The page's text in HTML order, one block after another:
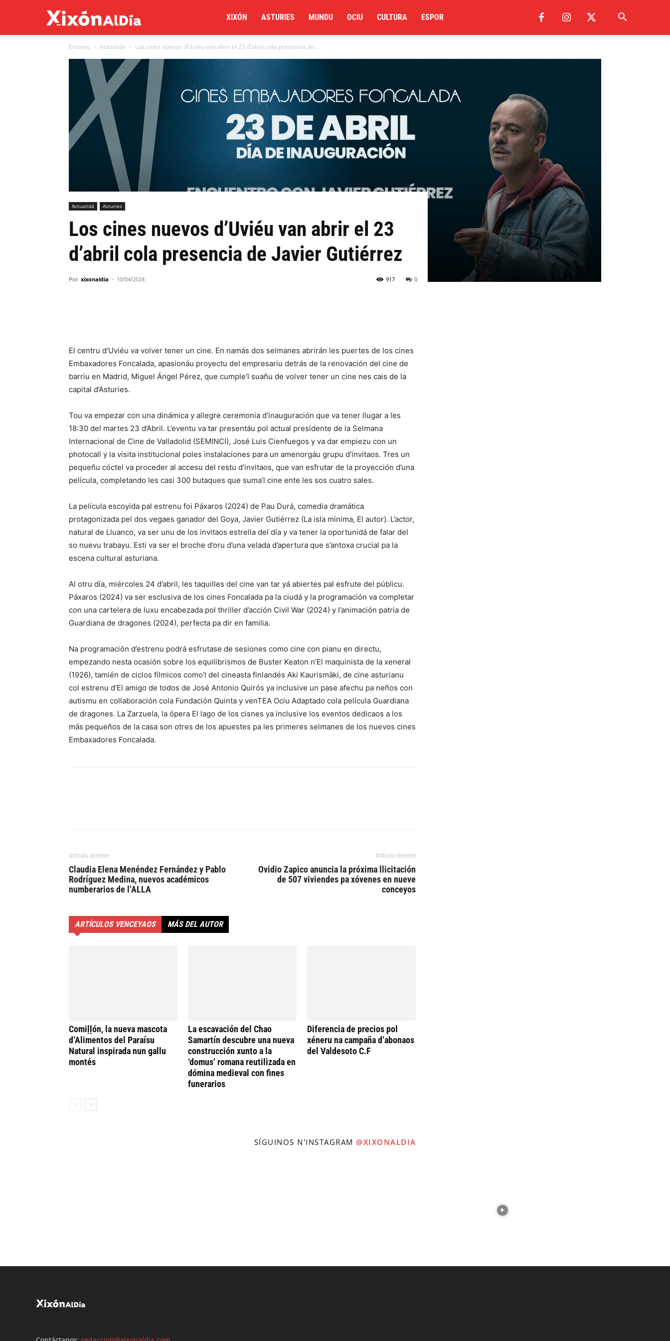
al
día
XIXÓN ASTURIES MUNDU OCIU CULTURA ESPOR
Entamu Actualidá Los cines nuevos d’Uviéu van abrir el 23 d’abril cola presencia de...
Actualidá Asturies
Los cines nuevos d’Uviéu van abrir el 23
d’abril cola presencia de Javier Gutiérrez
Por xixonaldia - 10/04/2024 0
917
El centru d’Uviéu va volver tener un cine. En namás dos selmanes abrirán les puertes de los cines
Embaxadores Foncalada, apasionáu proyectu del empresariu detrás de la renovación del cine de
barriu en Madrid, Miguel Ángel Pérez, que cumple’l suañu de volver tener un cine nes cais de la
capital d’Asturies.
Tou va empezar con una dinámica y allegre ceremonia d’inauguración que va tener llugar a les
18:30 del martes 23 d’Abril. L’eventu va tar presentáu pol actual presidente de la Selmana
Internacional de Cine de Valladolid (SEMINCI), José Luis Cienfuegos y va dar empiezu con un
photocall y la visita institucional poles instalaciones para un amenorgáu grupu d’invitaos. Tres un
pequeñu cóctel va proceder al accesu del restu d’invitaos, que van esfrutar de la proyección d’una
película, completando les casi 300 butaques que suma’l cine ente les sos cuatro sales.
La película escoyida pal estrenu foi Páxaros (2024) de Pau Durá, comedia dramática
protagonizada pel dos vegaes ganador del Goya, Javier Gutiérrez (La isla mínima, El autor). L’actor,
natural de Lluanco, va ser unu de los invitaos estrella del día y va tener la oportunidá de falar del
so nuevu trabayu. Esti va ser el broche d’oru d’una velada d’apertura que s’antoxa crucial pa la
escena cultural asturiana.
Al otru día, miércoles 24 d’abril, les taquilles del cine van tar yá abiertes pal esfrute del públicu.
Páxaros (2024) va ser esclusiva de los cines Foncalada pa la ciudá y la programación va completar
con una cartelera de luxu encabezada pol thriller d’acción Civil War (2024) y l’animación patria de
Guardiana de dragones (2024), perfecta pa dir en familia.
Na programación d’estrenu podrá esfrutase de sesiones como cine con pianu en directu,
empezando nesta ocasión sobre los equilibrismos de Buster Keaton n’El maquinista de la xeneral
(1926), tamién de ciclos fílmicos como’l del cineasta finlandés Aki Kaurismäki, de cine asturianu
col estrenu d’El amigo de todos de José Antonio Quirós ya inclusive un pase afechu pa neños con
autismu en collaboración cola Fundación Quinta y venTEA Ociu Adaptado cola película Guardiana
de dragones. La Zarzuela, la ópera El lago de los cisnes ya inclusive los eventos dedicaos a los
más pequeños de la casa son otres de los apuestes pa les primeres selmanes de los nuevos cines
Embaxadores Foncalada.
Artículu anterior
Claudia Elena Menéndez Fernández y Pablo
Rodríguez Medina, nuevos académicos
numberarios de l’ALLA
Artículu viniente
Ovidio Zapico anuncia la próxima llicitación
de 507 viviendes pa xóvenes en nueve
conceyos
ARTÍCULOS VENCEYAOS MÁS DEL AUTOR
Comiḷḷón, la nueva mascota
d’Alimentos del Paraísu
Natural inspirada nun gallu
montés
La escavación del Chao
Samartín descubre una nueva
construcción xunto a la
‘domus’ romana reutilizada en
dómina medieval con fines
funerarios
Diferencia de precios pol
xéneru na campaña d’abonaos
del Valdesoto C.F
SÍGUINOS N'INSTAGRAM @XIXONALDIA